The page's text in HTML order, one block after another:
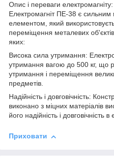
Опис і переваги електромагніту:
Електромагніт ПЕ-38 є
елементом, який
переміщення металевих
яких:
Висока сила утримання:
утримання вагою до 500 кг, що
утримання і переміщення
предметів.
Надійність і довговічність:
виконано з міцних матеріалів
його надійність і довговічність в
Приховати